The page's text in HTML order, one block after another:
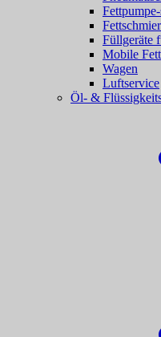
Füllgeräte
Mobile
Wagen
Luftservice
Öl- &